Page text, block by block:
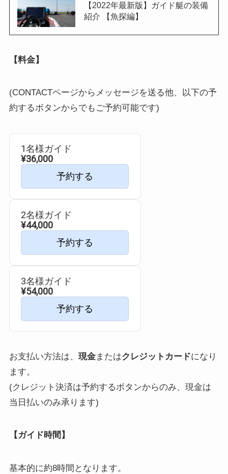
【2022年最新版】ガイド艇の装備
紹介 【魚探編】
【料金】
(CONTACTページからメッセージを送る他、以下の予
約するボタンからでもご予約可能です)
1名様ガイド
¥36,000
予約する
2名様ガイド
¥44,000
予約する
3名様ガイド
¥54,000
予約する
お支払い方法は、 現金またはクレジットカードになり
ます。
(クレジット決済は予約するボタンからのみ、現金は
当日払いのみ承ります)
【ガイド時間】
基本的に約8時間となります。